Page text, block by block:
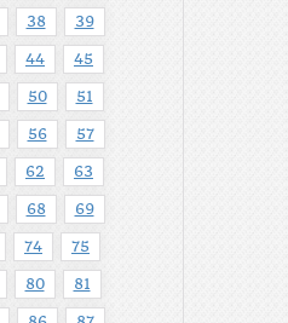
38 39
44 45
50 51
56 57
62 63
68 69
74 75
80 81